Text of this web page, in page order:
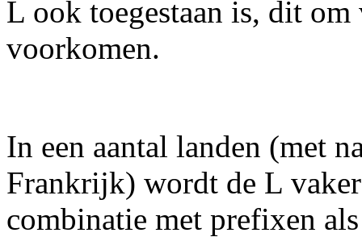
L ook toegestaan is, dit
voorkomen.
In een aantal landen (met
Frankrijk) wordt de L
combinatie met prefixen